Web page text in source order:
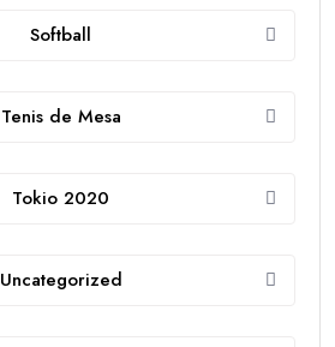
Softball
Tenis de Mesa
Tokio 2020
Uncategorized